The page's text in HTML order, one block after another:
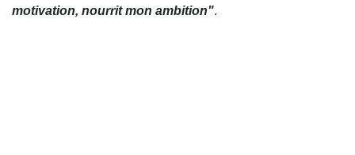
motivation, nourrit mon ambition".